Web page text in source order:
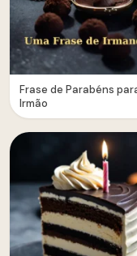
Frase de Parabéns
Irmão